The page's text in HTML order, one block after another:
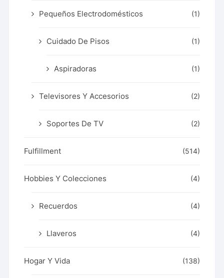
Pequeños Electrodomésticos (1)
Cuidado De Pisos (1)
Aspiradoras (1)
Televisores Y Accesorios (2)
Soportes De TV (2)
Fulfillment (514)
Hobbies Y Colecciones (4)
Recuerdos (4)
Llaveros (4)
Hogar Y Vida (138)